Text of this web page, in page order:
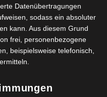
Datenübertragungen
sodass ein absoluter
kann. Aus diesem Grund
frei, personenbezogene
beispielsweise telefonisch,